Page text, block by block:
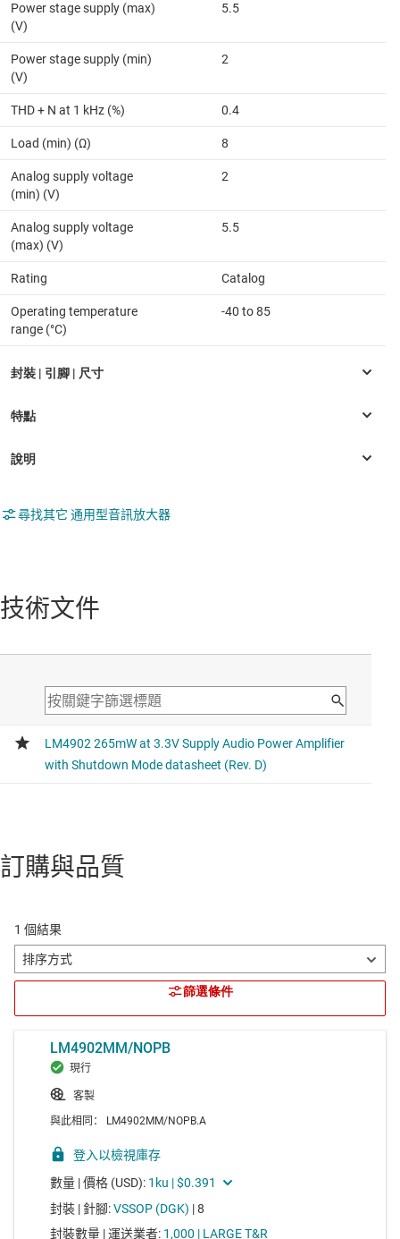
Power stage supply (max)
(V)
5.5
Power stage supply (min)
(V)
2
THD + N at 1 kHz (%) 0.4
Load (min) (Ω) 8
Analog supply voltage
(min) (V)
2
Analog supply voltage
(max) (V)
5.5
Rating Catalog
Operating temperature
range (°C)
-40 to 85
尋找其它 通用型音訊放大器
技術文件
訂購與品質